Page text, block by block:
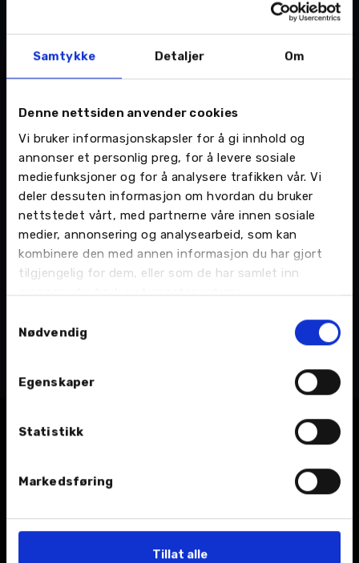
Samtykke Detaljer Om
Denne nettsiden anvender cookies
Vi bruker informasjonskapsler for å gi innhold og
annonser et personlig preg, for å levere sosiale
mediefunksjoner og for å analysere trafikken vår. Vi
deler dessuten informasjon om hvordan du bruker
nettstedet vårt, med partnerne våre innen sosiale
medier, annonsering og analysearbeid, som kan
kombinere den med annen informasjon du har gjort
tilgjengelig for dem, eller som de har samlet inn
gjennom din bruk av tjenestene deres.
Nødvendig
Egenskaper
Statistikk
Markedsføring
Tillat alle
Repair reparerer vi småskadene på bilen din raskt og
rimelig.
Ruteskift
Vi samarbeider med forsikringsselskapene og tilbyr
reparasjon av bilglass raskt og bekymringsfrit, både